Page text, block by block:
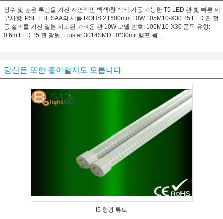
장수 및 높은 루멘을 가진 자연적인 백색/찬 백색 가동 가능한 T5 LED 관 빛 빠른 세
부사항: PSE ETL SAA의 세륨 ROHS 2ft 600mm 10W 105M10-X30 T5 LED 관 전
등 설비를 가진 일본 지도된 가벼운 관 10W 모델 번호: 105M10-X30 품목 유형:
0.6m LED T5 관 광원: Epistar 3014SMD 10*30mil 램프 몸 ...
당신은 또한 좋아할지도 모릅니다
t5 형광 튜브